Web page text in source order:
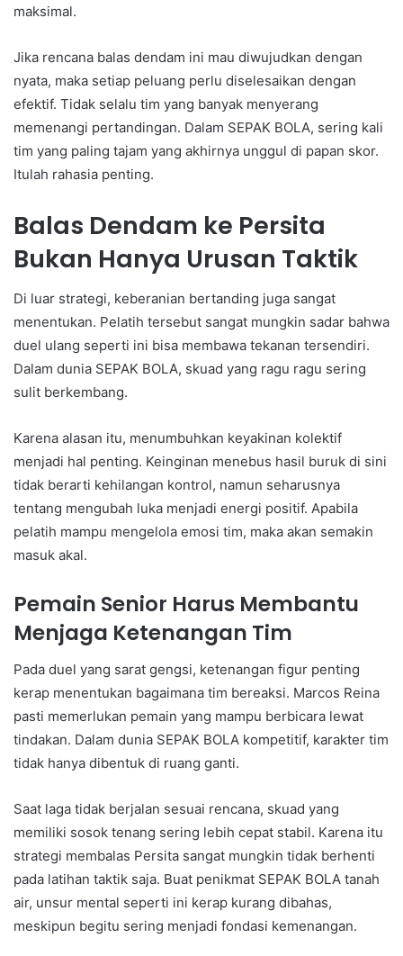
maksimal.
Jika rencana balas dendam ini mau diwujudkan dengan
nyata, maka setiap peluang perlu diselesaikan dengan
efektif. Tidak selalu tim yang banyak menyerang
memenangi pertandingan. Dalam SEPAK BOLA, sering kali
tim yang paling tajam yang akhirnya unggul di papan skor.
Itulah rahasia penting.
Balas Dendam ke Persita
Bukan Hanya Urusan Taktik
Di luar strategi, keberanian bertanding juga sangat
menentukan. Pelatih tersebut sangat mungkin sadar bahwa
duel ulang seperti ini bisa membawa tekanan tersendiri.
Dalam dunia SEPAK BOLA, skuad yang ragu ragu sering
sulit berkembang.
Karena alasan itu, menumbuhkan keyakinan kolektif
menjadi hal penting. Keinginan menebus hasil buruk di sini
tidak berarti kehilangan kontrol, namun seharusnya
tentang mengubah luka menjadi energi positif. Apabila
pelatih mampu mengelola emosi tim, maka akan semakin
masuk akal.
Pemain Senior Harus Membantu
Menjaga Ketenangan Tim
Pada duel yang sarat gengsi, ketenangan figur penting
kerap menentukan bagaimana tim bereaksi. Marcos Reina
pasti memerlukan pemain yang mampu berbicara lewat
tindakan. Dalam dunia SEPAK BOLA kompetitif, karakter tim
tidak hanya dibentuk di ruang ganti.
Saat laga tidak berjalan sesuai rencana, skuad yang
memiliki sosok tenang sering lebih cepat stabil. Karena itu
strategi membalas Persita sangat mungkin tidak berhenti
pada latihan taktik saja. Buat penikmat SEPAK BOLA tanah
air, unsur mental seperti ini kerap kurang dibahas,
meskipun begitu sering menjadi fondasi kemenangan.